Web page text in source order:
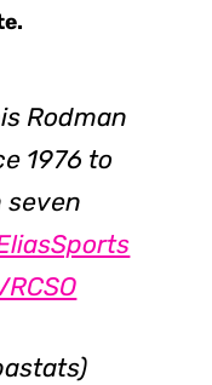
Rodman
1976 to
seven